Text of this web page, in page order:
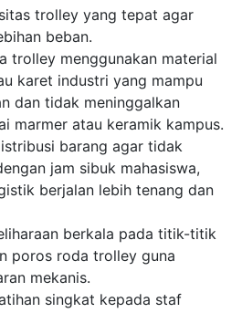
trolley yang tepat agar
beban.
trolley menggunakan material
karet industri yang mampu
dan tidak meninggalkan
marmer atau keramik kampus.
barang agar tidak
jam sibuk mahasiswa,
berjalan lebih tenang dan
berkala pada titik-titik
poros roda trolley guna
mekanis.
singkat kepada staf